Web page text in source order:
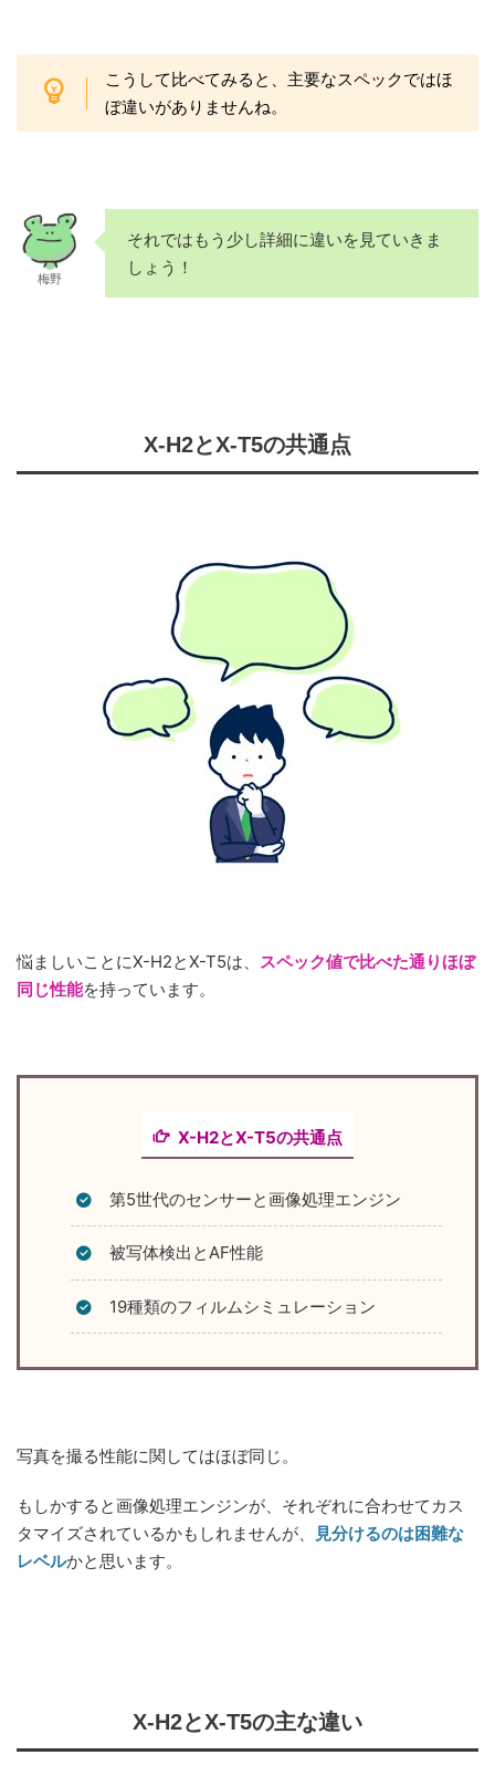
こうして比べてみると、主要なスペックではほ
ぼ違いがありませんね。
梅野
それではもう少し詳細に違いを見ていきま
しょう！
X-H2とX-T5の共通点
悩ましいことにX-H2とX-T5は、 スペック値で比べた通りほぼ
同じ性能を持っています。
X-H2とX-T5の共通点
第5世代のセンサーと画像処理エンジン
被写体検出とAF性能
19種類のフィルムシミュレーション
写真を撮る性能に関してはほぼ同じ。
もしかすると画像処理エンジンが、それぞれに合わせてカス
タマイズされているかもしれませんが、
見分けるのは困難な
レベルかと思います。
X-H2とX-T5の主な違い